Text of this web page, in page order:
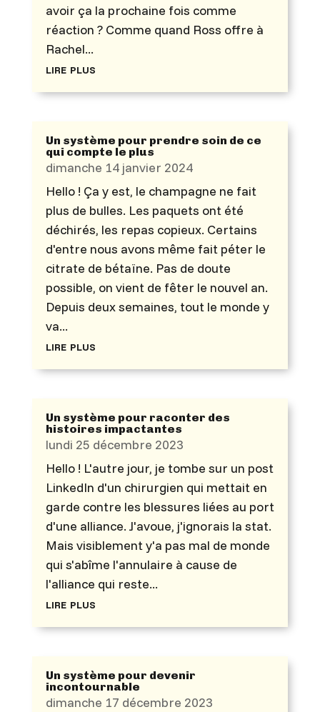
avoir ça la prochaine fois comme
réaction ? Comme quand Ross offre à
Rachel...
lire plus
Un système pour prendre soin de ce
qui compte le plus
dimanche 14 janvier 2024
Hello ! Ça y est, le champagne ne fait
plus de bulles. Les paquets ont été
déchirés, les repas copieux. Certains
d'entre nous avons même fait péter le
citrate de bétaïne. Pas de doute
possible, on vient de fêter le nouvel an.
Depuis deux semaines, tout le monde y
va...
lire plus
Un système pour raconter des
histoires impactantes
lundi 25 décembre 2023
Hello ! L'autre jour, je tombe sur un post
LinkedIn d'un chirurgien qui mettait en
garde contre les blessures liées au port
d'une alliance. J'avoue, j'ignorais la stat.
Mais visiblement y'a pas mal de monde
qui s'abîme l'annulaire à cause de
l'alliance qui reste...
lire plus
Un système pour devenir
incontournable
dimanche 17 décembre 2023